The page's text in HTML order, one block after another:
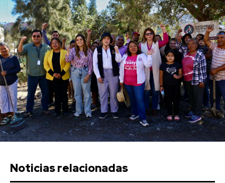
Noticias relacionadas